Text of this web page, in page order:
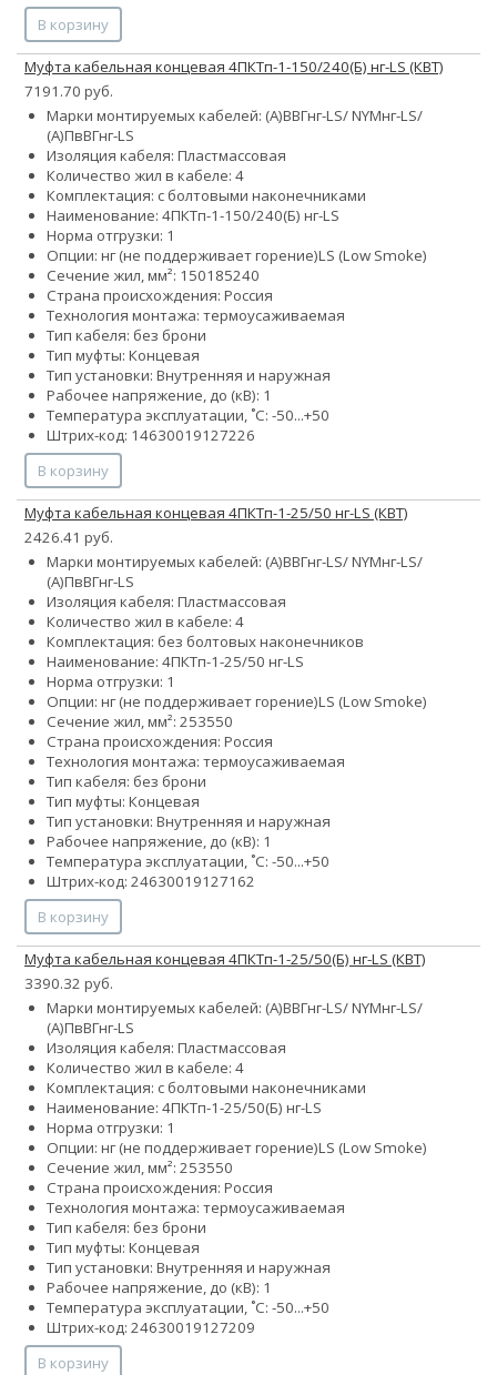
В корзину
Муфта кабельная концевая 4ПКТп-1-150/240(Б) нг-LS (КВТ)
7191.70 руб.
Марки монтируемых кабелей: (А)ВВГнг-LS/ NYMнг-LS/
(А)ПвВГнг-LS
Изоляция кабеля: Пластмассовая
Количество жил в кабеле: 4
Комплектация: с болтовыми наконечниками
Наименование: 4ПКТп-1-150/240(Б) нг-LS
Норма отгрузки: 1
Опции: нг (не поддерживает горение)LS (Low Smoke)
Сечение жил, мм²: 150185240
Страна происхождения: Россия
Технология монтажа: термоусаживаемая
Тип кабеля: без брони
Тип муфты: Концевая
Тип установки: Внутренняя и наружная
Рабочее напряжение, до (кВ): 1
Температура эксплуатации, ˚С: -50...+50
Штрих-код: 14630019127226
В корзину
Муфта кабельная концевая 4ПКТп-1-25/50 нг-LS (КВТ)
2426.41 руб.
Марки монтируемых кабелей: (А)ВВГнг-LS/ NYMнг-LS/
(А)ПвВГнг-LS
Изоляция кабеля: Пластмассовая
Количество жил в кабеле: 4
Комплектация: без болтовых наконечников
Наименование: 4ПКТп-1-25/50 нг-LS
Норма отгрузки: 1
Опции: нг (не поддерживает горение)LS (Low Smoke)
Сечение жил, мм²: 253550
Страна происхождения: Россия
Технология монтажа: термоусаживаемая
Тип кабеля: без брони
Тип муфты: Концевая
Тип установки: Внутренняя и наружная
Рабочее напряжение, до (кВ): 1
Температура эксплуатации, ˚С: -50...+50
Штрих-код: 24630019127162
В корзину
Муфта кабельная концевая 4ПКТп-1-25/50(Б) нг-LS (КВТ)
3390.32 руб.
Марки монтируемых кабелей: (А)ВВГнг-LS/ NYMнг-LS/
(А)ПвВГнг-LS
Изоляция кабеля: Пластмассовая
Количество жил в кабеле: 4
Комплектация: с болтовыми наконечниками
Наименование: 4ПКТп-1-25/50(Б) нг-LS
Норма отгрузки: 1
Опции: нг (не поддерживает горение)LS (Low Smoke)
Сечение жил, мм²: 253550
Страна происхождения: Россия
Технология монтажа: термоусаживаемая
Тип кабеля: без брони
Тип муфты: Концевая
Тип установки: Внутренняя и наружная
Рабочее напряжение, до (кВ): 1
Температура эксплуатации, ˚С: -50...+50
Штрих-код: 24630019127209
В корзину